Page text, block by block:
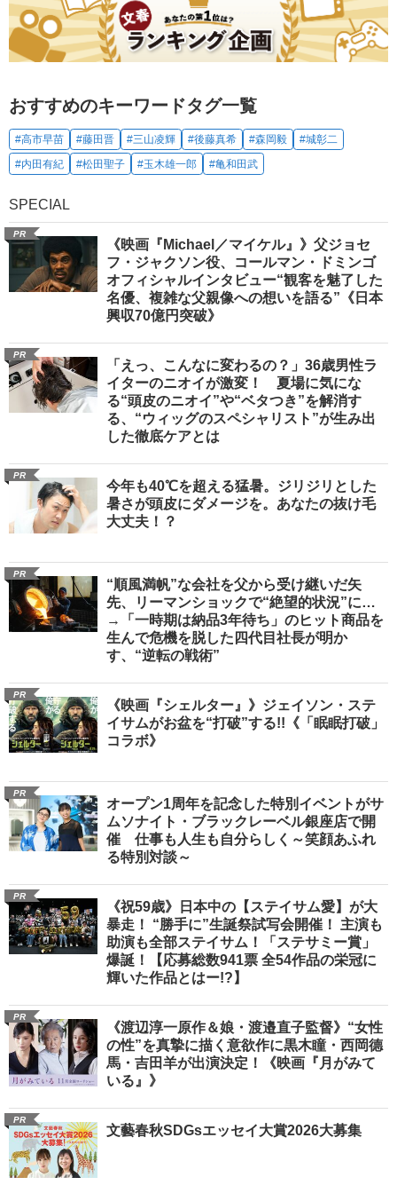
おすすめのキーワードタグ一覧
#高市早苗 #藤田晋 #三山凌輝 #後藤真希 #森岡毅
#城彰二
#内田有紀
#松田聖子 #玉木雄一郎 #亀和田武
SPECIAL
PR
《映画『Michael／マイケル』》父ジョセ
フ・ジャクソン役、コールマン・ドミンゴ
オフィシャルインタビュー“観客を魅了した
名優、複雑な父親像への想いを語る”《日本
興収70億円突破》
PR
「えっ、こんなに変わるの？」36歳男性ラ
イターのニオイが激変！ 夏場に気にな
る“頭皮のニオイ”や“ベタつき”を解消す
る、“ウィッグのスペシャリスト”が生み出
した徹底ケアとは
PR
今年も40℃を超える猛暑。ジリジリとした
暑さが頭皮にダメージを。あなたの抜け毛
大丈夫！？
PR
“順風満帆”な会社を父から受け継いだ矢
先、リーマンショックで“絶望的状況”に…
→「一時期は納品3年待ち」のヒット商品を
生んで危機を脱した四代目社長が明か
す、“逆転の戦術”
PR
《映画『シェルター』》ジェイソン・ステ
イサムがお盆を“打破”する!!《「眠眠打破」
コラボ》
PR
オープン1周年を記念した特別イベントがサ
ムソナイト・ブラックレーベル銀座店で開
催 仕事も人生も自分らしく～笑顔あふれ
る特別対談～
PR
《祝59歳》日本中の【ステイサム愛】が大
暴走！ “勝手に”生誕祭試写会開催！ 主演も
助演も全部ステイサム！「ステサミー賞」
爆誕！【応募総数941票 全54作品の栄冠に
輝いた作品とはー!?】
PR
《渡辺淳一原作＆娘・渡邉直子監督》“女性
の性”を真摯に描く意欲作に黒木瞳・西岡德
馬・吉田羊が出演決定！《映画『月がみて
いる』》
PR
文藝春秋SDGsエッセイ大賞2026大募集